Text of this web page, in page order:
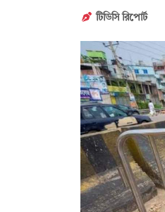
টিডিসি রিপোর্ট